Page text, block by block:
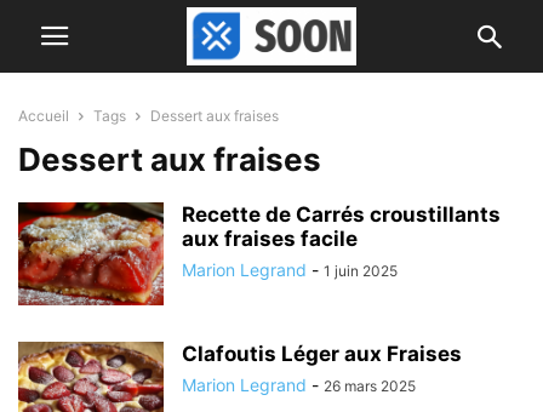
Accueil Tags Dessert aux fraises
Dessert aux fraises
Recette de Carrés croustillants
aux fraises facile
Marion Legrand - 1 juin 2025
Clafoutis Léger aux Fraises
Marion Legrand - 26 mars 2025